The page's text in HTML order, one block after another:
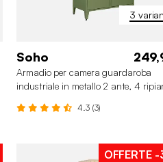
3
Soho
Armadio per camera guardaroba
industriale in metallo 2 ante, 4
4.3 (3)
OFFERTE -